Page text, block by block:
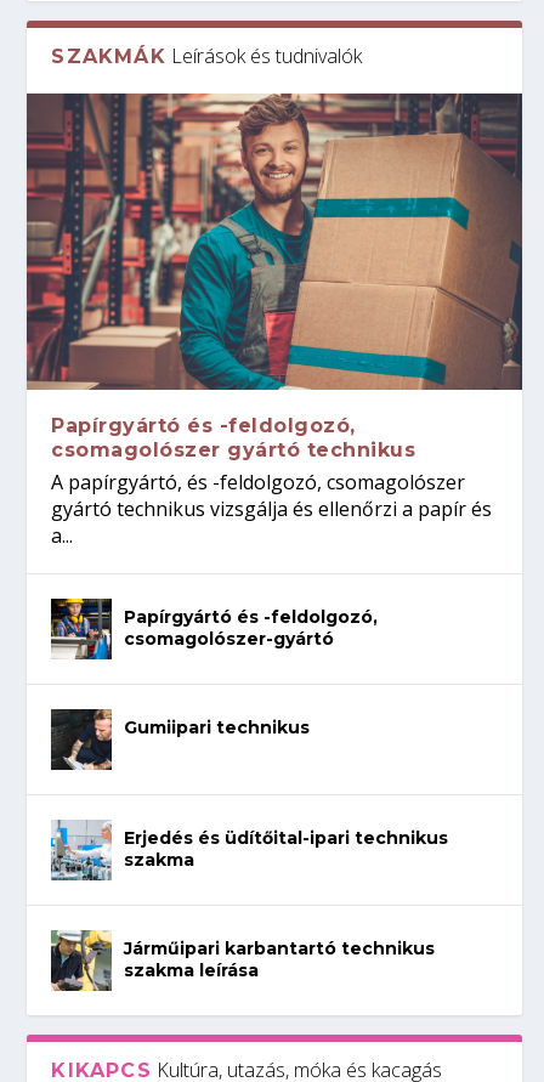
SZAKMÁK Leírások és tudnivalók
Papírgyártó és -feldolgozó,
csomagolószer gyártó technikus
A papírgyártó, és -feldolgozó, csomagolószer
gyártó technikus vizsgálja és ellenőrzi a papír és
a...
Papírgyártó és -feldolgozó,
csomagolószer-gyártó
Gumiipari technikus
Erjedés és üdítőital-ipari technikus
szakma
Járműipari karbantartó technikus
szakma leírása
KIKAPCS Kultúra, utazás, móka és kacagás